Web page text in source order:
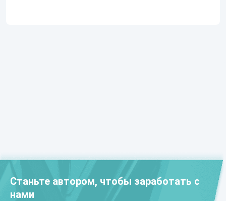
Станьте автором, чтобы заработать с
нами